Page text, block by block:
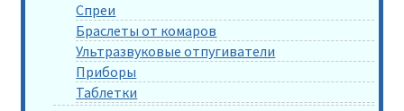
Спреи
Браслеты от комаров
Ультразвуковые отпугиватели
Приборы
Таблетки